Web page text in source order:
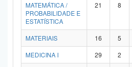
MATEMÁTICA /
PROBABILIDADE E
ESTATÍSTICA
21 8
MATERIAIS 16 5
MEDICINA I
29 2